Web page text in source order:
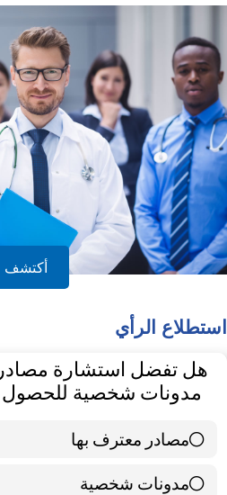
أكتشف
استطلاع الرأي
هل تفضل استشارة مصادر
مدونات شخصية
مصادر معترف بها
39 ( 65 % )
مدونات شخصية
21 ( 35 % )